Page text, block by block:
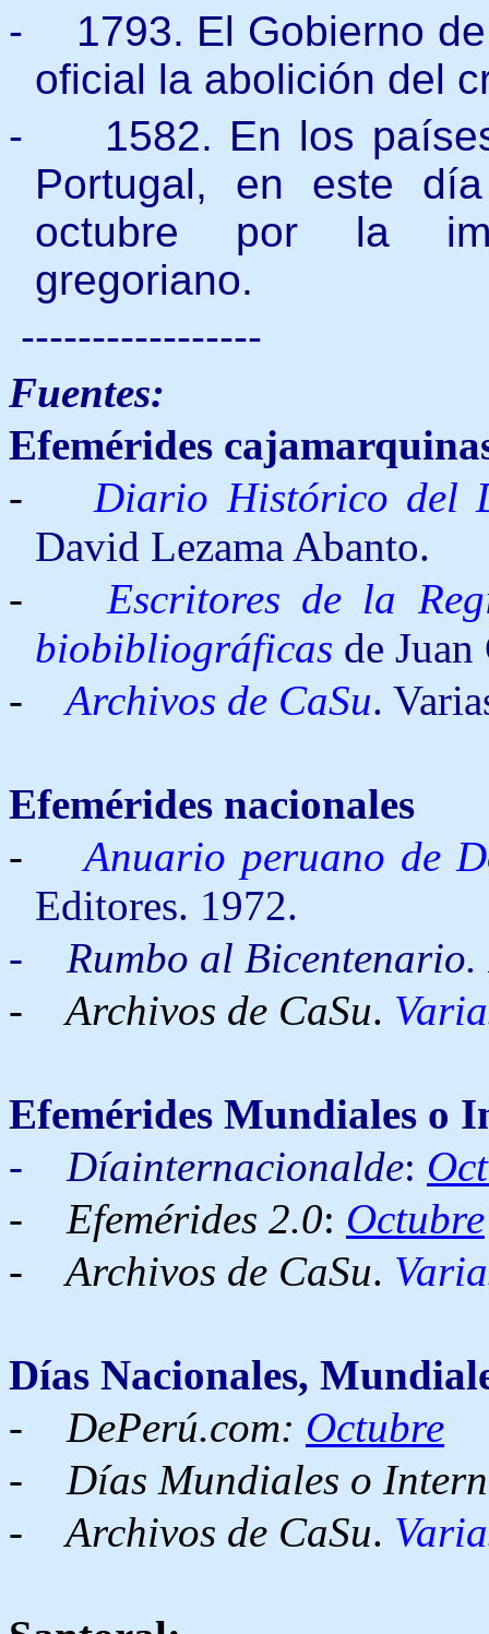
-
1793. El Gobierno
oficial la abolición del
-
1582. En los
Portugal, en este
octubre por la
gregoriano.
-----------------
Fuentes:
Efemérides
-
Diario Histórico del
David Lezama Abanto.
-
Escritores de la
biobibliográficas de Juan
-Archivos de CaSu.
Efemérides nacionales
-
Anuario peruano de
Editores. 1972.
- Rumbo al
- Archivos de CaSu.
Efemérides Mundiales o
- Díainternacionalde:
-
Efemérides 2.0: Octubre
- Archivos de CaSu.
Días Nacionales,
- DePerú.com: Octubre
- Días Mundiales o
- Archivos de CaSu.